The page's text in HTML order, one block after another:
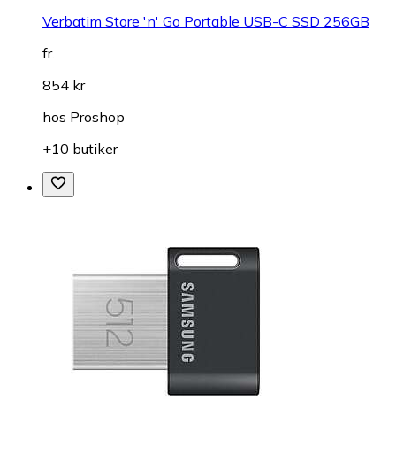
Verbatim Store 'n' Go Portable USB-C SSD 256GB
fr.
854 kr
hos Proshop
+10 butiker